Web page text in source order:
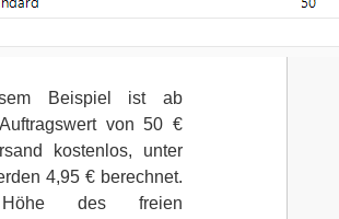
Beispiel ist ab
von 50 €
kostenlos, unter
4,95 € berechnet.
des freien